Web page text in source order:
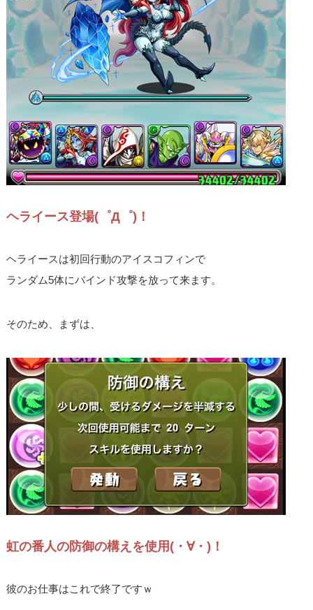
ヘライース登場(゜Д゜)！
ヘライースは初回行動のアイスコフィンで
ランダム5体にバインド攻撃を放って来ます。
そのため、まずは、
虹の番人の防御の構えを使用(・∀・)！
彼のお仕事はこれで終了ですｗ